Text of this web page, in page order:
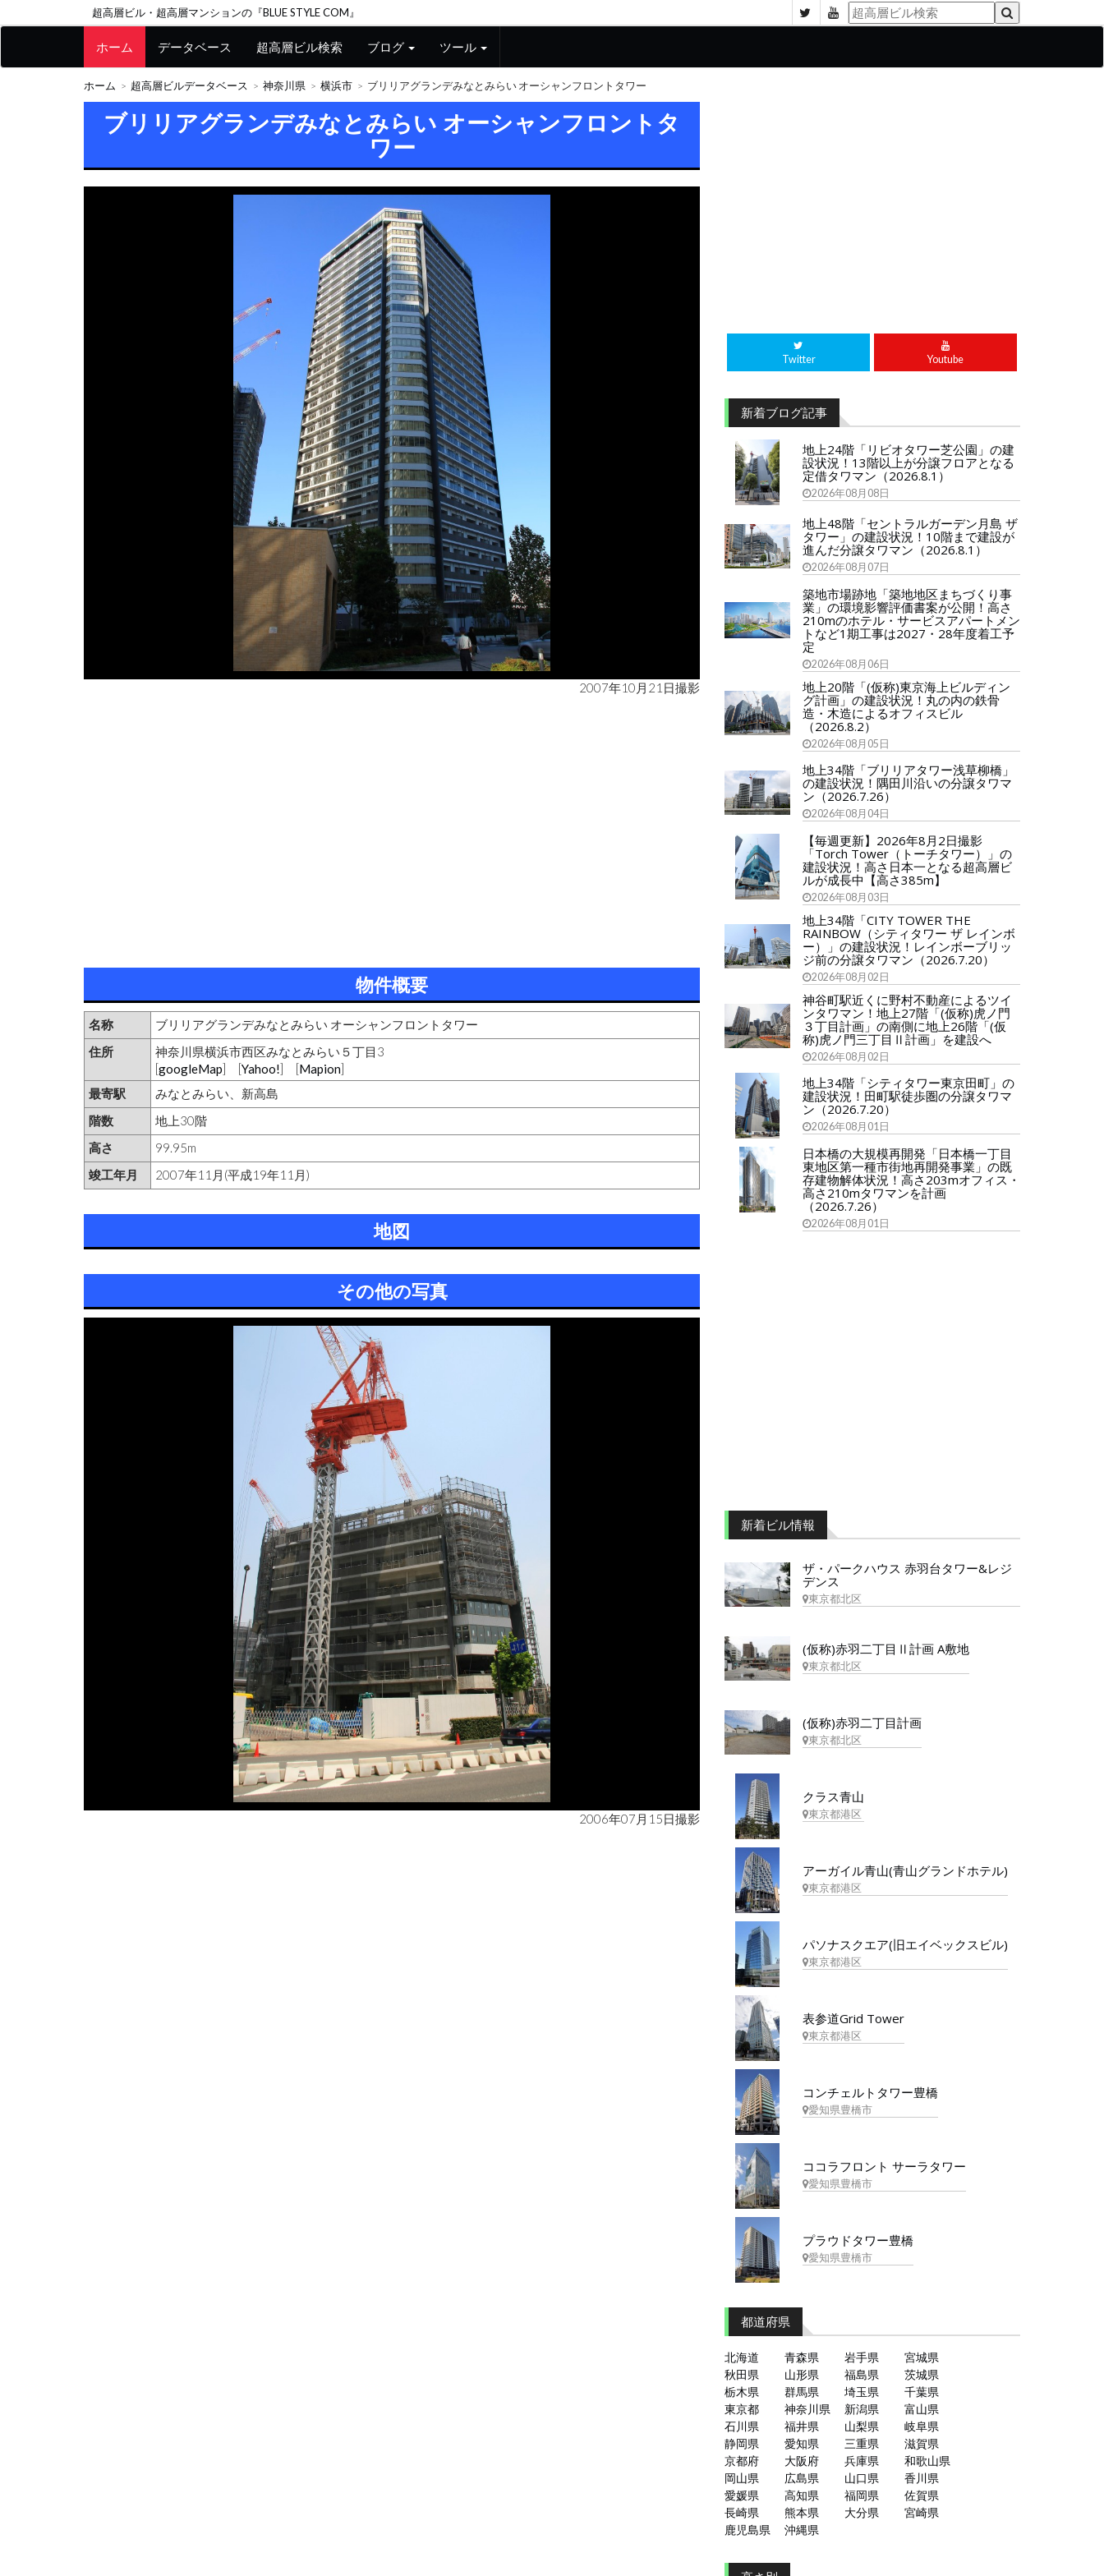
超高層ビル・超高層マンションの『BLUE STYLE COM』
ホーム データベース 超高層ビル検索 ブログ ツール
ホーム 超高層ビルデータベース 神奈川県 横浜市 ブリリアグランデみなとみらい オーシャンフロントタワー
ブリリアグランデみなとみらい オーシャンフロントタ
ワー
2007年10月21日撮影
物件概要
名称
ブリリアグランデみなとみらい オーシャンフロントタワー
住所
神奈川県横浜市西区みなとみらい５丁目3
[googleMap] [Yahoo!] [Mapion]
最寄駅
みなとみらい、新高島
階数
地上30階
高さ
99.95m
竣工年月
2007年11月(平成19年11月)
地図
その他の写真
2006年07月15日撮影
Twitter Youtube
新着ブログ記事
地上24階「リビオタワー芝公園」の建
設状況！13階以上が分譲フロアとなる
定借タワマン（2026.8.1）
2026年08月08日
地上48階「セントラルガーデン月島 ザ
タワー」の建設状況！10階まで建設が
進んだ分譲タワマン（2026.8.1）
2026年08月07日
築地市場跡地「築地地区まちづくり事
業」の環境影響評価書案が公開！高さ
210mのホテル・サービスアパートメン
トなど1期工事は2027・28年度着工予
定
2026年08月06日
地上20階「(仮称)東京海上ビルディン
グ計画」の建設状況！丸の内の鉄骨
造・木造によるオフィスビル
（2026.8.2）
2026年08月05日
地上34階「ブリリアタワー浅草柳橋」
の建設状況！隅田川沿いの分譲タワマ
ン（2026.7.26）
2026年08月04日
【毎週更新】2026年8月2日撮影
「Torch Tower（トーチタワー）」の
建設状況！高さ日本一となる超高層ビ
ルが成長中【高さ385m】
2026年08月03日
地上34階「CITY TOWER THE
RAINBOW（シティタワー ザ レインボ
ー）」の建設状況！レインボーブリッ
ジ前の分譲タワマン（2026.7.20）
2026年08月02日
神谷町駅近くに野村不動産によるツイ
ンタワマン！地上27階「(仮称)虎ノ門
３丁目計画」の南側に地上26階「(仮
称)虎ノ門三丁目Ⅱ計画」を建設へ
2026年08月02日
地上34階「シティタワー東京田町」の
建設状況！田町駅徒歩圏の分譲タワマ
ン（2026.7.20）
2026年08月01日
日本橋の大規模再開発「日本橋一丁目
東地区第一種市街地再開発事業」の既
存建物解体状況！高さ203mオフィス・
高さ210mタワマンを計画
（2026.7.26）
2026年08月01日
新着ビル情報
ザ・パークハウス 赤羽台タワー&レジ
デンス
東京都北区
(仮称)赤羽二丁目Ⅱ計画 A敷地
東京都北区
(仮称)赤羽二丁目計画
東京都北区
クラス青山
東京都港区
アーガイル青山(青山グランドホテル)
東京都港区
パソナスクエア(旧エイベックスビル)
東京都港区
表参道Grid Tower
東京都港区
コンチェルトタワー豊橋
愛知県豊橋市
ココラフロント サーラタワー
愛知県豊橋市
プラウドタワー豊橋
愛知県豊橋市
都道府県
北海道 青森県 岩手県
宮城県
秋田県
山形県 福島県
茨城県
栃木県
群馬県 埼玉県
千葉県
東京都
神奈川県 新潟県
富山県
石川県
福井県 山梨県
岐阜県
静岡県
愛知県 三重県
滋賀県
京都府
大阪府 兵庫県
和歌山県
岡山県
広島県 山口県
香川県
愛媛県
高知県 福岡県
佐賀県
長崎県
熊本県 大分県
宮崎県
鹿児島県
沖縄県